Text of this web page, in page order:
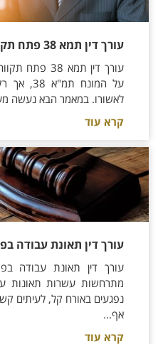
עורך דין תמא 38 פתח תקווה
עורך דין תמא
על המונח
לאשורו. במאמר הבא נעשה
קרא עוד
עורך דין תאונת עבודה
עורך דין תאונת עבודה
מתרחשות עשרות תאונות
נפגעים באורח קל, לעיתים
אף...
קרא עוד